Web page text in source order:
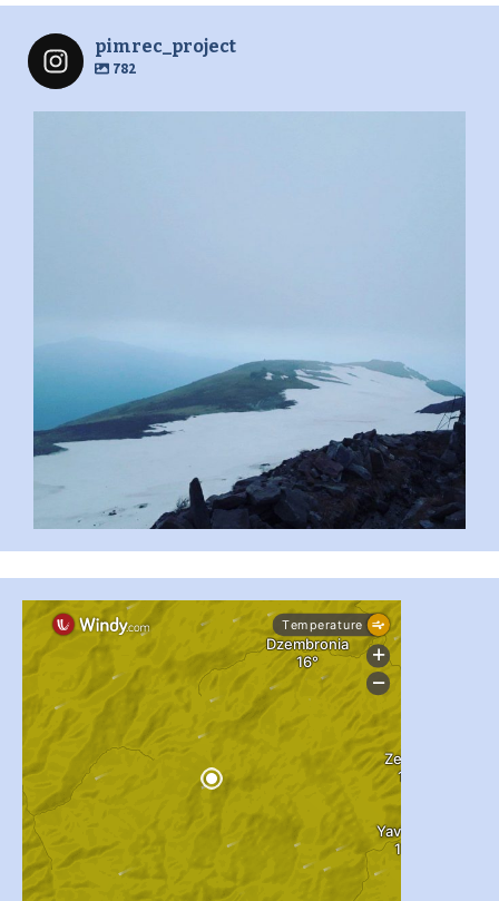
pimrec_project
782
...
pimrec_project